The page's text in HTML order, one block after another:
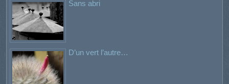
Sans abri
D’un vert l’autre…